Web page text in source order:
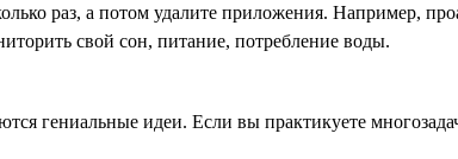
раз, а потом удалите приложения. Например,
свой сон, питание, потребление воды.
гениальные идеи. Если вы практикуете